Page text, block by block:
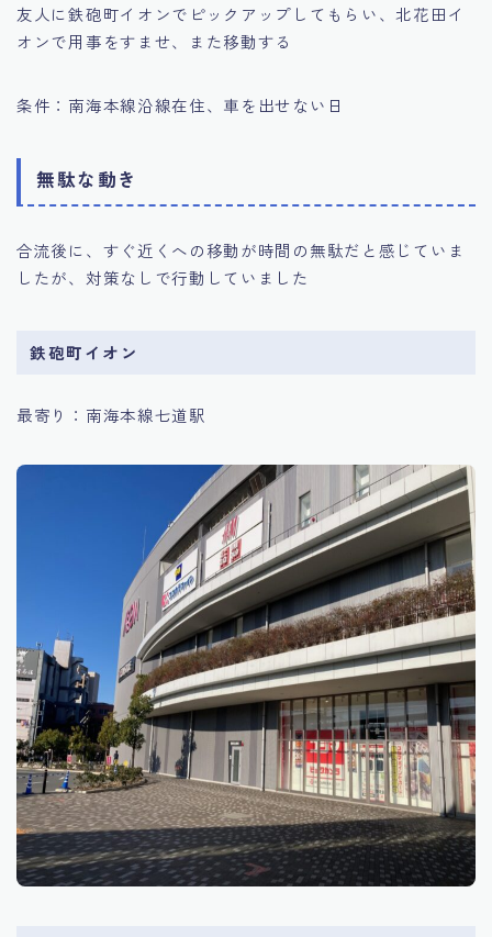
友人に鉄砲町イオンでピックアップしてもらい、北花田イ
オンで用事をすませ、また移動する
条件：南海本線沿線在住、車を出せない日
無駄な動き
合流後に、すぐ近くへの移動が時間の無駄だと感じていま
したが、対策なしで行動していました
鉄砲町イオン
最寄り：南海本線七道駅